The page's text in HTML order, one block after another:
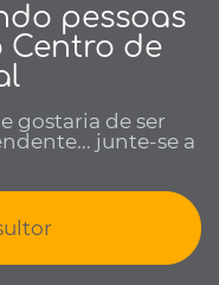
pessoas
Centro de
gostaria de ser
junte-se a